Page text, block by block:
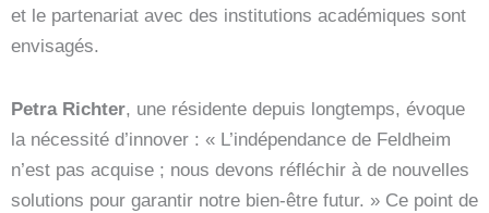
et le partenariat avec des institutions académiques sont
envisagés.
Petra Richter, une résidente depuis longtemps, évoque
la nécessité d’innover : « L’indépendance de Feldheim
n’est pas acquise ; nous devons réfléchir à de nouvelles
solutions pour garantir notre bien-être futur. » Ce point de